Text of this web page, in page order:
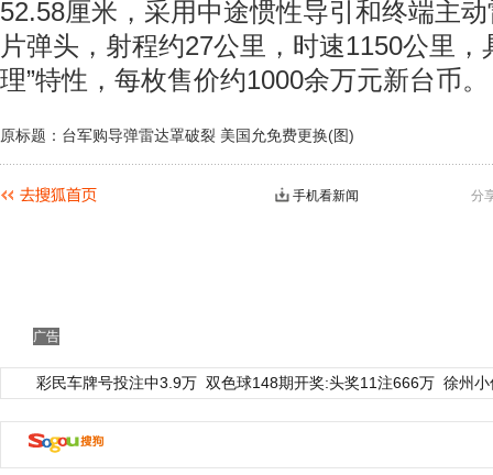
52.58厘米，采用中途惯性导引和终端主
片弹头，射程约27公里，时速1150公里，
理”特性，每枚售价约1000余万元新台币。
原标题：台军购导弹雷达罩破裂 美国允免费更换(图)
分
手机看新闻
广告
彩民车牌号投注中3.9万 双色球148期开奖:头奖11注666万 徐州